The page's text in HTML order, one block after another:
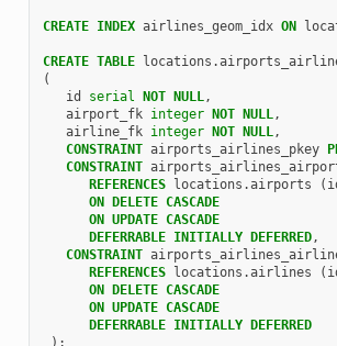
CREATE INDEX airlines_geom_idx ON
CREATE TABLE locations .
(
id
serial NOT NULL,
airport_fk integer NOT NULL,
airline_fk integer NOT NULL,
CONSTRAINT airports_airlines_pkey
CONSTRAINT
REFERENCES
locations .airports (
ON
DELETE CASCADE
ON
UPDATE CASCADE
DEFERRABLE INITIALLY DEFERRED,
CONSTRAINT
REFERENCES
locations .airlines (
ON
DELETE CASCADE
ON
UPDATE CASCADE
DEFERRABLE INITIALLY
DEFERRED
);